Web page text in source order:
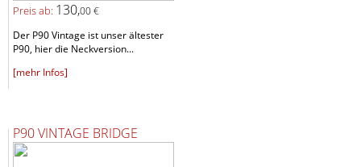
Preis ab: 130,00 €
Der P90 Vintage ist unser ältester
P90, hier die Neckversion...
[mehr Infos]
P90 VINTAGE BRIDGE